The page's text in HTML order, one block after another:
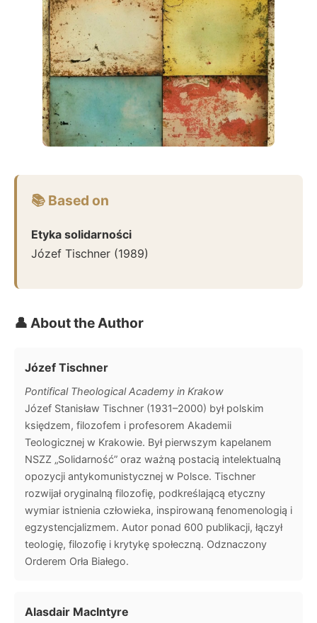
📚 Based on
Etyka solidarności
Józef Tischner (1989)
👤 About the Author
Józef Tischner
Pontifical Theological Academy in Krakow
Józef Stanisław Tischner (1931–2000) był polskim
księdzem, filozofem i profesorem Akademii
Teologicznej w Krakowie. Był pierwszym kapelanem
NSZZ „Solidarność” oraz ważną postacią intelektualną
opozycji antykomunistycznej w Polsce. Tischner
rozwijał oryginalną filozofię, podkreślającą etyczny
wymiar istnienia człowieka, inspirowaną fenomenologią i
egzystencjalizmem. Autor ponad 600 publikacji, łączył
teologię, filozofię i krytykę społeczną. Odznaczony
Orderem Orła Białego.
Alasdair MacIntyre